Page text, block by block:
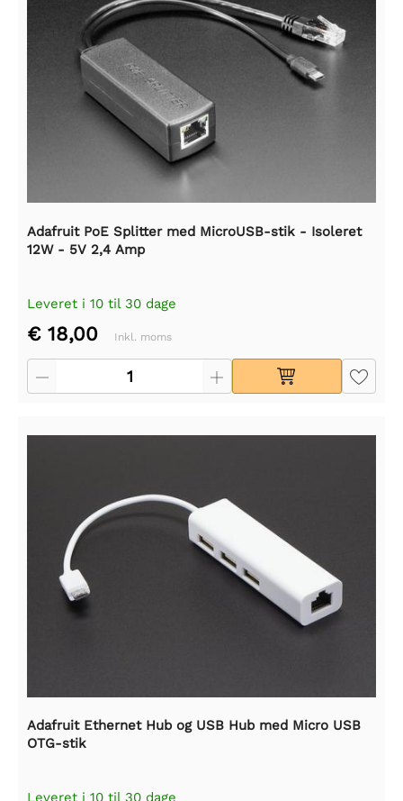
Adafruit PoE Splitter med MicroUSB-stik - Isoleret
12W - 5V 2,4 Amp
Leveret i 10 til 30 dage
€ 18,00 Inkl. moms
Adafruit Ethernet Hub og USB Hub med Micro USB
OTG-stik
Leveret i 10 til 30 dage